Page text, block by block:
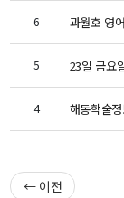
교과목이수규정
대학원
교과과정
교과목이수규정
연합전공
연합전공 지
6 과월호 영
5 23일 금요
4 해동학술
← 이전